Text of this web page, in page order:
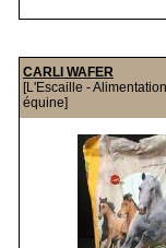
CARLI WAFER
[L'Escaille - Alimentation
équine]